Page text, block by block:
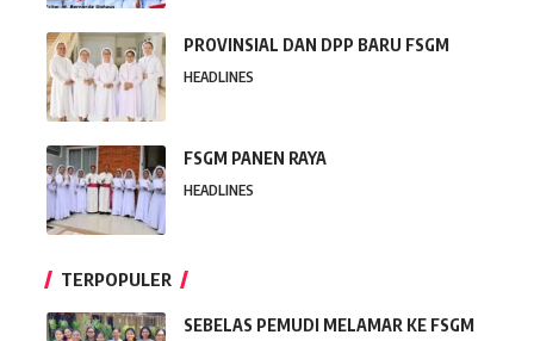
PROVINSIAL DAN DPP BARU FSGM
HEADLINES
FSGM PANEN RAYA
HEADLINES
TERPOPULER
SEBELAS PEMUDI MELAMAR KE FSGM